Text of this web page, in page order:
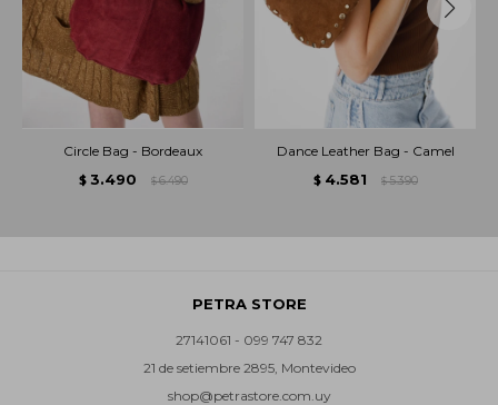
Circle Bag - Bordeaux
$ 3.490 $ 6.490
Dance Leather Bag - Camel
$ 4.581 $ 5.390
PETRA STORE
27141061 - 099 747 832
21 de setiembre 2895, Montevideo
shop@petrastore.com.uy